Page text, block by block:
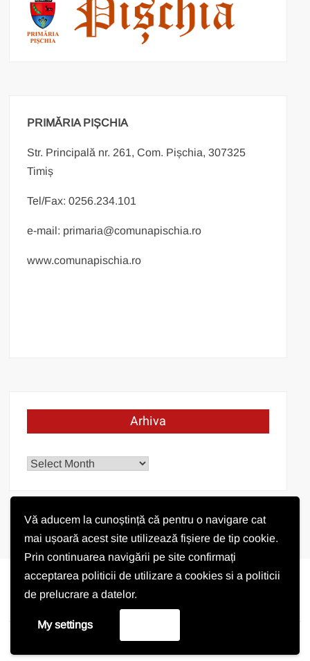
Vă aducem la cunoștință că pentru o navigare cat
mai ușoară acest site utilizează fișiere de tip cookie.
Prin continuarea navigării pe site confirmați
acceptarea politicii de utilizare a cookies si a politicii
de prelucrare a datelor.
My settings
PRIMĂRIA PIȘCHIA
Str. Principală nr. 261, Com. Pișchia, 307325
Timiș
Tel/Fax: 0256.234.101
e-mail: primaria@comunapischia.ro
www.comunapischia.ro
Arhiva
Arhiva
Vremea în Pișchia